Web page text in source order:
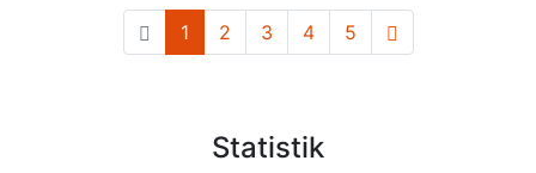
1 (current)
2 3 4 5
Statistik